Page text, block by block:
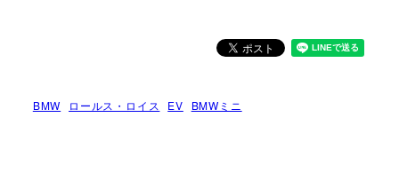
BMW ロールス・ロイス EV BMWミニ